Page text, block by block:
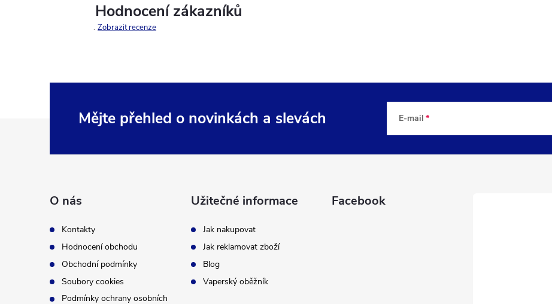
Hodnocení zákazníků
Zobrazit recenze
Mějte přehled o novinkách a slevách E-mail
O nás
Kontakty
Hodnocení obchodu
Obchodní podmínky
Soubory cookies
Podmínky ochrany osobních
Užitečné informace
Jak nakupovat
Jak reklamovat zboží
Blog
Vaperský oběžník
Facebook